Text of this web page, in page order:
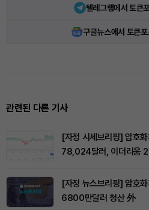
텔레그램에서 토큰
구글뉴스에서 토큰포
관련된 다른 기사
[자정 시세브리핑] 암호
78,024달러, 이더리움
[자정 뉴스브리핑] 암호
6800만달러 청산 外